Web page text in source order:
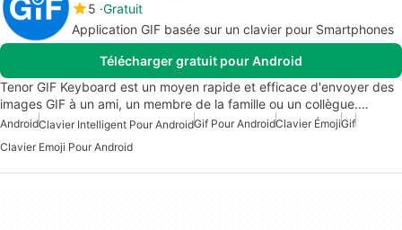
5 Gratuit
Application GIF basée sur un clavier pour Smartphones
Télécharger gratuit pour Android
Tenor GIF Keyboard est un moyen rapide et efficace d'envoyer des
images GIF à un ami, un membre de la famille ou un collègue.…
AndroidClavier Intelligent Pour AndroidGif Pour AndroidClavier ÉmojiGif
Clavier Emoji Pour Android